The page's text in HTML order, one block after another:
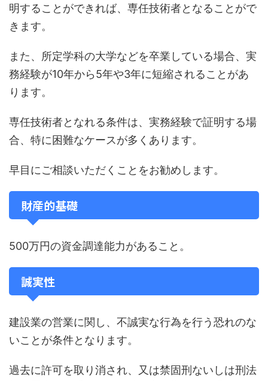
明することができれば、専任技術者となることがで
きます。
また、所定学科の大学などを卒業している場合、実
務経験が10年から5年や3年に短縮されることがあ
ります。
専任技術者となれる条件は、実務経験で証明する場
合、特に困難なケースが多くあります。
早目にご相談いただくことをお勧めします。
財産的基礎
500万円の資金調達能力があること。
誠実性
建設業の営業に関し、不誠実な行為を行う恐れのな
いことが条件となります。
過去に許可を取り消され、又は禁固刑ないしは刑法